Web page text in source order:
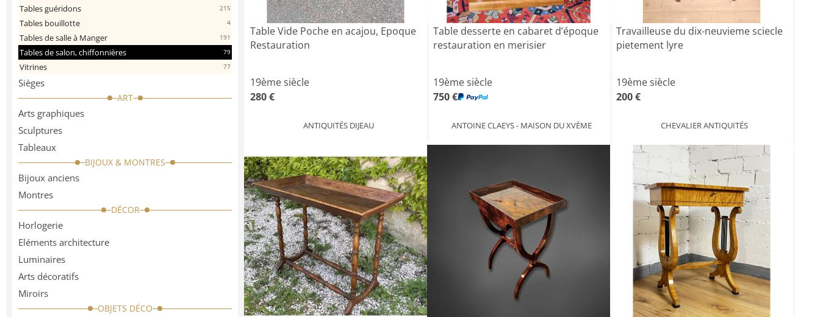
Tables guéridons 215
Tables bouillotte 4
Tables de salle à Manger 191
Tables de salon, chiffonnières 79
Vitrines 77
Sièges
ART
Arts graphiques
Sculptures
Tableaux
BIJOUX & MONTRES
Bijoux anciens
Montres
DÉCOR
Horlogerie
Eléments architecture
Luminaires
Arts décoratifs
Miroirs
OBJETS DÉCO
Table Vide Poche en acajou, Epoque
Restauration
19ème siècle
280 €
ANTIQUITÉS DIJEAU
Table desserte en cabaret d’époque
restauration en merisier
19ème siècle
750 €
ANTOINE CLAEYS - MAISON DU XVÈME
Travailleuse du dix-neuvieme sciecle
pietement lyre
19ème siècle
200 €
CHEVALIER ANTIQUITÉS